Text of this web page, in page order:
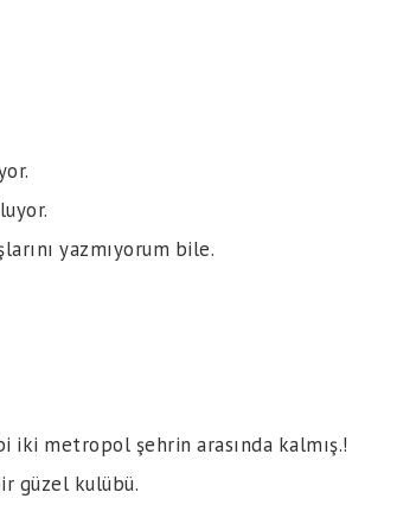
yazmıyorum bile.
iki metropol şehrin arasında kalmış.!
güzel kulübü.